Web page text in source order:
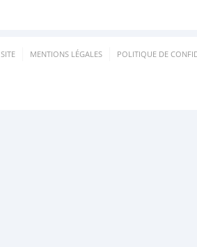
MENTIONS LÉGALES POLITIQUE DE